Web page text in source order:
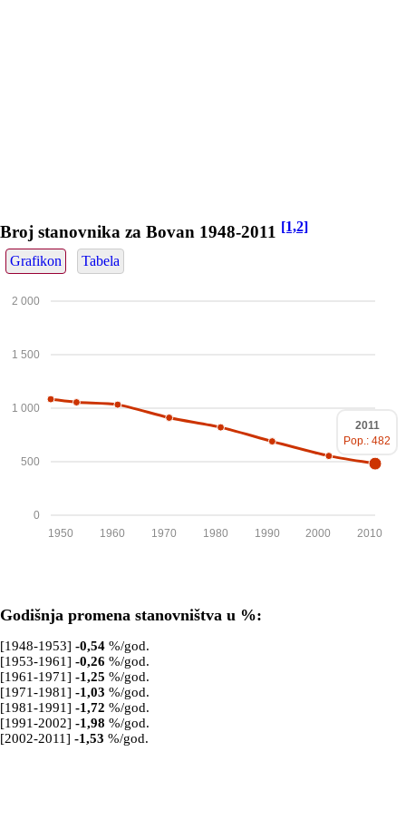
Broj stanovnika za Bovan 1948-2011 [1,2]
Grafikon Tabela
0
500
1 000
1 500
2 000
2010
2000
1990
1980
1970
1960
1950
2011
Pop.: 482
Godišnja promena stanovništva u %:
[1948-1953] -0,54 %/god.
[1953-1961] -0,26 %/god.
[1961-1971] -1,25 %/god.
[1971-1981] -1,03 %/god.
[1981-1991] -1,72 %/god.
[1991-2002] -1,98 %/god.
[2002-2011] -1,53 %/god.